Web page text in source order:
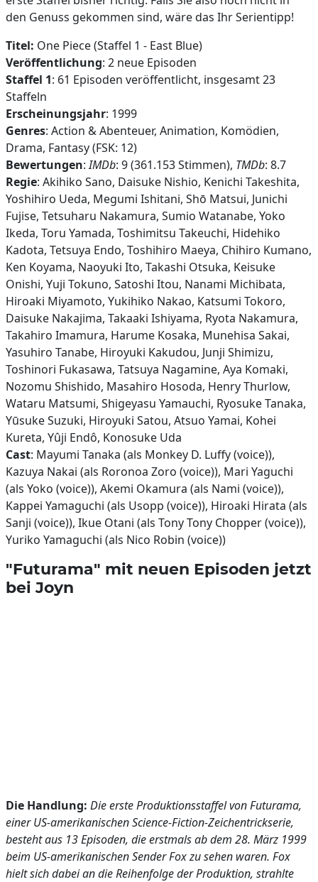
den Genuss gekommen sind, wäre das Ihr Serientipp!
Titel: One Piece (Staffel 1 - East Blue)
Veröffentlichung: 2 neue Episoden
Staffel 1: 61 Episoden veröffentlicht, insgesamt 23
Staffeln
Erscheinungsjahr: 1999
Genres: Action & Abenteuer, Animation, Komödien,
Drama, Fantasy (FSK: 12)
Bewertungen:IMDb: 9 (361.153 Stimmen), TMDb: 8.7
Regie: Akihiko Sano, Daisuke Nishio, Kenichi Takeshita,
Yoshihiro Ueda, Megumi Ishitani, Shō Matsui, Junichi
Fujise, Tetsuharu Nakamura, Sumio Watanabe, Yoko
Ikeda, Toru Yamada, Toshimitsu Takeuchi, Hidehiko
Kadota, Tetsuya Endo, Toshihiro Maeya, Chihiro Kumano,
Ken Koyama, Naoyuki Ito, Takashi Otsuka, Keisuke
Onishi, Yuji Tokuno, Satoshi Itou, Nanami Michibata,
Hiroaki Miyamoto, Yukihiko Nakao, Katsumi Tokoro,
Daisuke Nakajima, Takaaki Ishiyama, Ryota Nakamura,
Takahiro Imamura, Harume Kosaka, Munehisa Sakai,
Yasuhiro Tanabe, Hiroyuki Kakudou, Junji Shimizu,
Toshinori Fukasawa, Tatsuya Nagamine, Aya Komaki,
Nozomu Shishido, Masahiro Hosoda, Henry Thurlow,
Wataru Matsumi, Shigeyasu Yamauchi, Ryosuke Tanaka,
Yūsuke Suzuki, Hiroyuki Satou, Atsuo Yamai, Kohei
Kureta, Yûji Endô, Konosuke Uda
Cast: Mayumi Tanaka (als Monkey D. Luffy (voice)),
Kazuya Nakai (als Roronoa Zoro (voice)), Mari Yaguchi
(als Yoko (voice)), Akemi Okamura (als Nami (voice)),
Kappei Yamaguchi (als Usopp (voice)), Hiroaki Hirata (als
Sanji (voice)), Ikue Otani (als Tony Tony Chopper (voice)),
Yuriko Yamaguchi (als Nico Robin (voice))
"Futurama" mit neuen Episoden jetzt
bei Joyn
Die Handlung: Die erste Produktionsstaffel von Futurama,
einer US-amerikanischen Science-Fiction-Zeichentrickserie,
besteht aus 13 Episoden, die erstmals ab dem 28. März 1999
beim US-amerikanischen Sender Fox zu sehen waren. Fox
hielt sich dabei an die Reihenfolge der Produktion, strahlte